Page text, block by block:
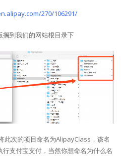
270/106291/
搁到我们的网站根目录下
次的项目命名为AlipayClass，该名
支付宝支付，当然你想命名为什么名